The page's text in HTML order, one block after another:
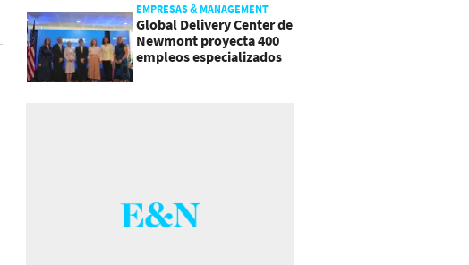
EMPRESAS & MANAGEMENT
Global Delivery Center de
Newmont proyecta 400
empleos especializados